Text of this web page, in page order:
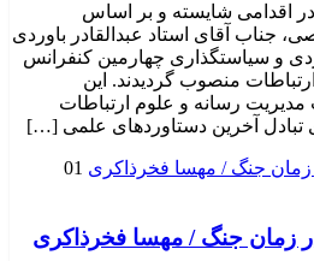
اقدامی شایسته و بر اساس
جناب آقای استاد عبدالقادر باوردی
و سیاستگذاری چهارمین کنفرانس
منصوب گردیدند. این
رسانه و علوم ارتباطات
تبادل آخرین دستاوردهای علمی […]
01
زمان جنگ / مهسا فخرذاکری